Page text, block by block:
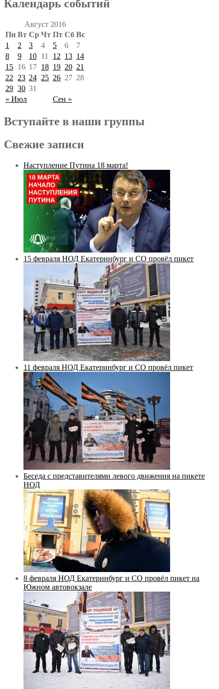
Календарь событий
Август 2016
Пн Вт Ср Чт Пт Сб Вс
« Июл Сен »
1 2 3 4 5 6
7
8
9 10 11 12 13 14
15 16 17 18 19 20 21
22
23 24 25 26 27 28
29 30 31
Вступайте в наши группы
Свежие записи
Наступление Путина 18 марта!
15 февраля НОД Екатеринбург и СО провёл пикет
11 февраля НОД Екатеринбург и СО провёл пикет
Беседа с представителями левого движения на пикете
НОД
8 февраля НОД Екатеринбург и СО провёл пикет на
Южном автовокзале